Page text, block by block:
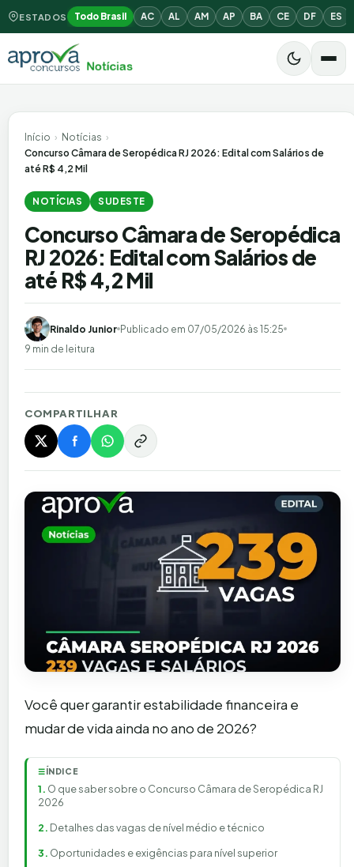
ESTADOS Todo Brasil AC AL AM AP BA CE DF ES
Início › Notícias ›
Concurso Câmara de Seropédica RJ 2026: Edital com Salários de
até R$ 4,2 Mil
NOTÍCIAS SUDESTE
Concurso Câmara de Seropédica
RJ 2026: Edital com Salários de
até R$ 4,2 Mil
Rinaldo Junior Publicado em 07/05/2026 às 15:25
9 min de leitura
COMPARTILHAR
Você quer garantir estabilidade financeira e
mudar de vida ainda no ano de 2026?
☰ÍNDICE
O que saber sobre o Concurso Câmara de Seropédica RJ
2026
Detalhes das vagas de nível médio e técnico
Oportunidades e exigências para nível superior